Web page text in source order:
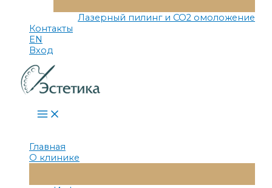
Меню
Лазерный пилинг и СО2 омоложение
Контакты
EN
Вход
Main
Menu
Главная
О клинике
Меню